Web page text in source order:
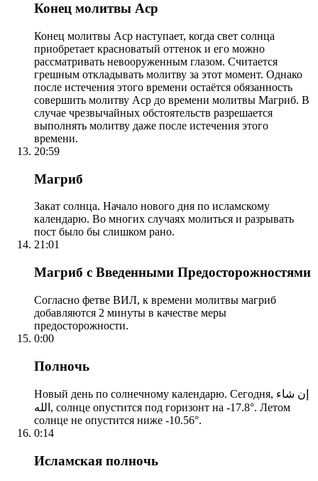
Конец молитвы Аср
Конец молитвы Аср наступает, когда свет солнца
приобретает красноватый оттенок и его можно
рассматривать невооруженным глазом. Считается
грешным откладывать молитву за этот момент. Однако
после истечения этого времени остаётся обязанность
совершить молитву Аср до времени молитвы Магриб. В
случае чрезвычайных обстоятельств разрешается
выполнять молитву даже после истечения этого
времени.
20:59
Магриб
Закат солнца. Начало нового дня по исламскому
календарю. Во многих случаях молиться и разрывать
пост было бы слишком рано.
21:01
Магриб с Введенными Предосторожностями
Согласно фетве ВИЛ, к времени молитвы магриб
добавляются 2 минуты в качестве меры
предосторожности.
0:00
Полночь
Новый день по солнечному календарю. Сегодня, إن شاء
الله, солнце опустится под горизонт на -17.8°. Летом
солнце не опустится ниже -10.56°.
0:14
Исламская полночь